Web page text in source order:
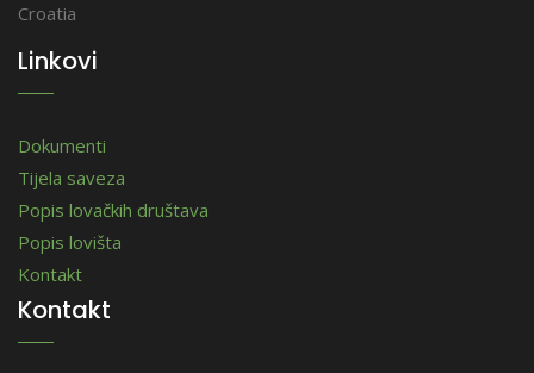
Croatia
Linkovi
Dokumenti
Tijela saveza
Popis lovačkih društava
Popis lovišta
Kontakt
Kontakt